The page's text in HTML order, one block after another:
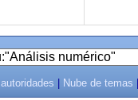
Nube de temas